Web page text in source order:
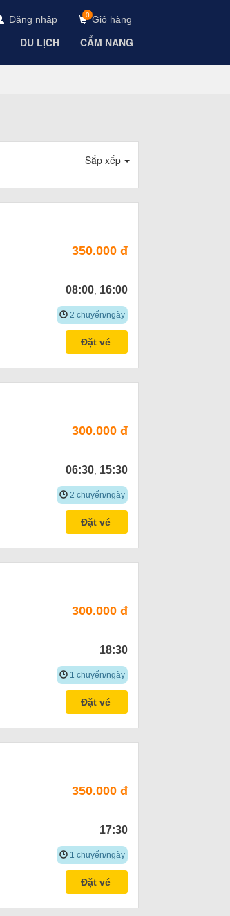
Đăng nhập Giỏ hàng
0
DU LỊCH CẨM NANG
Sắp xếp
350.000 đ
08:00 16:00
2 chuyến/ngày
Đặt vé
300.000 đ
06:30 15:30
2 chuyến/ngày
Đặt vé
300.000 đ
18:30
1 chuyến/ngày
Đặt vé
350.000 đ
17:30
1 chuyến/ngày
Đặt vé